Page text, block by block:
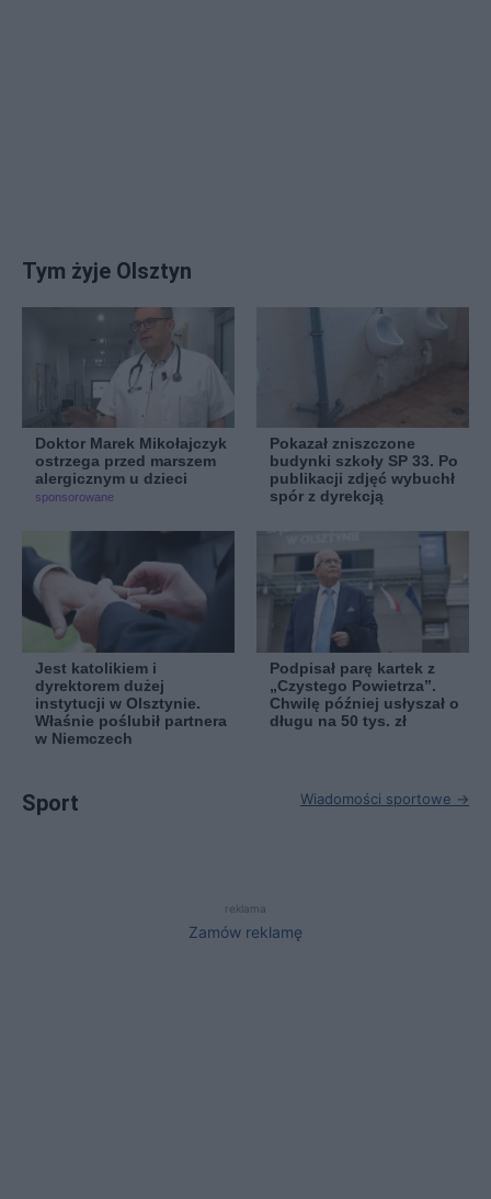
Tym żyje Olsztyn
Doktor Marek Mikołajczyk
ostrzega przed marszem
alergicznym u dzieci
sponsorowane
Pokazał zniszczone
budynki szkoły SP 33. Po
publikacji zdjęć wybuchł
spór z dyrekcją
Jest katolikiem i
dyrektorem dużej
instytucji w Olsztynie.
Właśnie poślubił partnera
w Niemczech
Podpisał parę kartek z
„Czystego Powietrza”.
Chwilę później usłyszał o
długu na 50 tys. zł
Sport Wiadomości sportowe →
reklama
Zamów reklamę